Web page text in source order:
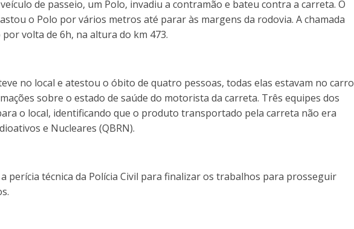
de passeio, um Polo, invadiu a contramão e bateu contra a carreta. O
o Polo por vários metros até parar às margens da rodovia. A chamada
volta de 6h, na altura do km 473.
no local e atestou o óbito de quatro pessoas, todas elas estavam no carro
sobre o estado de saúde do motorista da carreta. Três equipes dos
o local, identificando que o produto transportado pela carreta não era
e Nucleares (QBRN).
perícia técnica da Polícia Civil para finalizar os trabalhos para prosseguir